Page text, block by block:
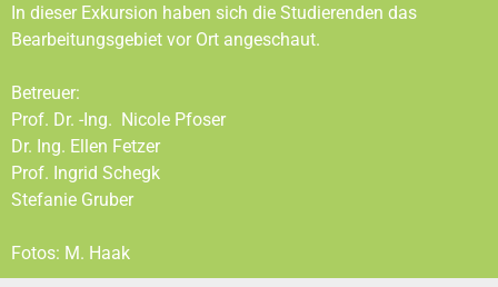
In dieser Exkursion haben sich die Studierenden das
Bearbeitungsgebiet vor Ort angeschaut.
Betreuer:
Prof. Dr. -Ing. Nicole Pfoser
Dr. Ing. Ellen Fetzer
Prof. Ingrid Schegk
Stefanie Gruber
Fotos: M. Haak